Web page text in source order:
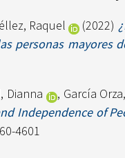
Raquel (2022)
personas mayores
Dianna , García
Independence of
4601